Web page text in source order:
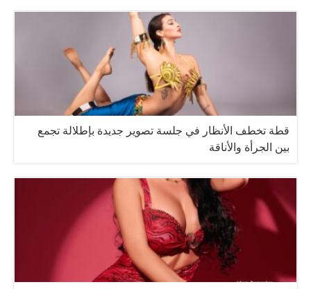
قطة تخطف الأنظار في جلسة تصوير جديدة بإطلالة تجمع
بين الجرأة والأناقة